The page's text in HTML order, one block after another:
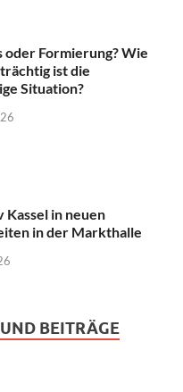
oder Formierung? Wie
ist die
Situation?
Kassel in neuen
in der Markthalle
BEITRÄGE